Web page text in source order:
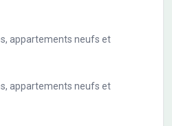
appartements neufs et
appartements neufs et